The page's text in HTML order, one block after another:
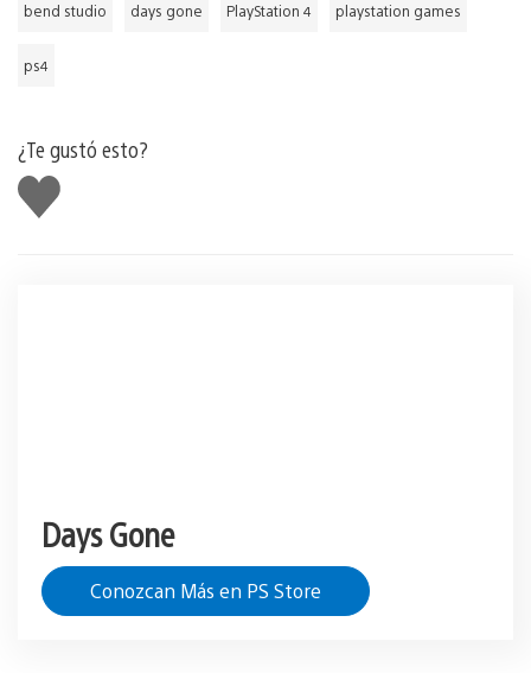
bend studio days gone PlayStation 4 playstation games
ps4
¿Te gustó esto?
Me
gusta
Days Gone
Conozcan Más en PS Store